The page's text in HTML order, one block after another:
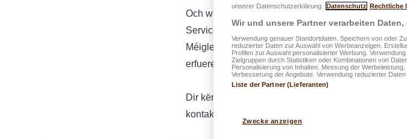
Och wann d'Benotzung vu LALUX easyAPP vill
Service vun Ärem Agent vun Ärem Vertrauen.
Méiglechkeete vum Internet an de
erfuerenen Agent Iech bidde kann, mateneen ze
Dir kënnt dofir och, wann Dir wëllt, Ären Agent zu
kontaktéieren.
unserer Datenschutzerklärung.
Datenschutz Rechtliche
Wir und unsere Partner verarbeiten
Verwendung genauer Standortdaten. Speichern von oder
reduzierter Daten zur Auswahl von Werbeanzeigen.
Profilen zur Auswahl personalisierter Werbung.
Zielgruppen durch Statistiken oder Kombinationen von
Personalisierung von Inhalten. Messung der
Verbesserung der Angebote. Verwendung reduzierter
Liste der Partner (Lieferanten)
Zwecke anzeigen